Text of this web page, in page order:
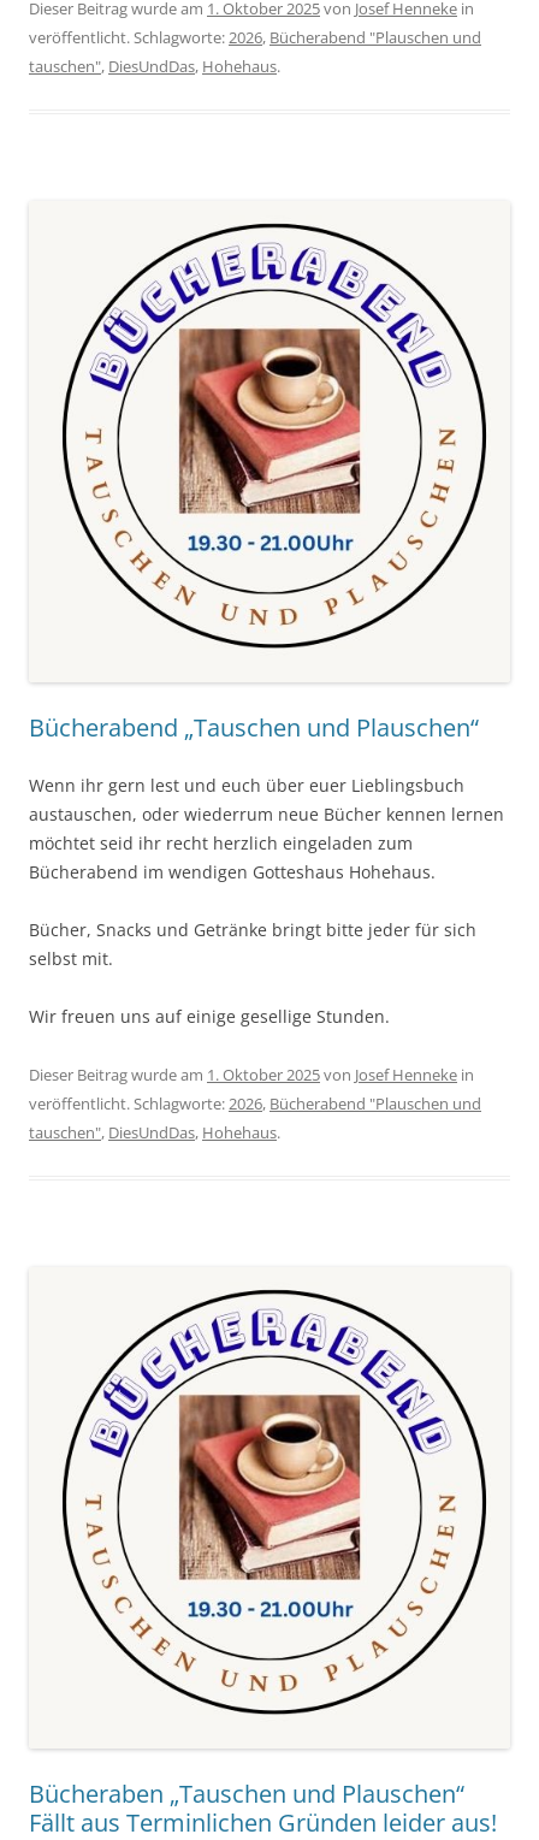
Dieser Beitrag wurde am 1. Oktober 2025von Josef Henneke in
veröffentlicht. Schlagworte:2026, Bücherabend "Plauschen und
tauschen", DiesUndDas, Hohehaus.
Bücherabend „Tauschen und Plauschen“
Wenn ihr gern lest und euch über euer Lieblingsbuch
austauschen, oder wiederrum neue Bücher kennen lernen
möchtet seid ihr recht herzlich eingeladen zum
Bücherabend im wendigen Gotteshaus Hohehaus.
Bücher, Snacks und Getränke bringt bitte jeder für sich
selbst mit.
Wir freuen uns auf einige gesellige Stunden.
Dieser Beitrag wurde am 1. Oktober 2025von Josef Henneke in
veröffentlicht. Schlagworte:2026, Bücherabend "Plauschen und
tauschen", DiesUndDas, Hohehaus.
Bücheraben „Tauschen und Plauschen“
Fällt aus Terminlichen Gründen leider aus!